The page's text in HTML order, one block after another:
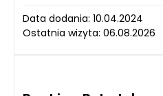
Data dodania: 10.04.2024
Ostatnia wizyta: 06.08.2026